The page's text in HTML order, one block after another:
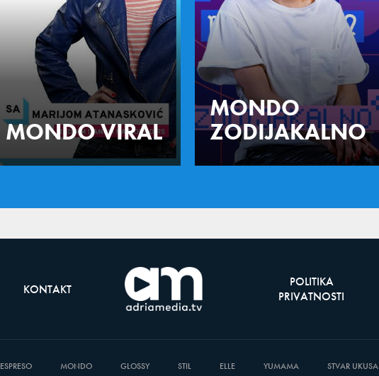
MONDO VIRAL
MONDO
ZODIJAKALNO
KONTAKT
POLITIKA
PRIVATNOSTI
ESPRESO MONDO GLOSSY STIL ELLE YUMAMA STVAR UKUSA